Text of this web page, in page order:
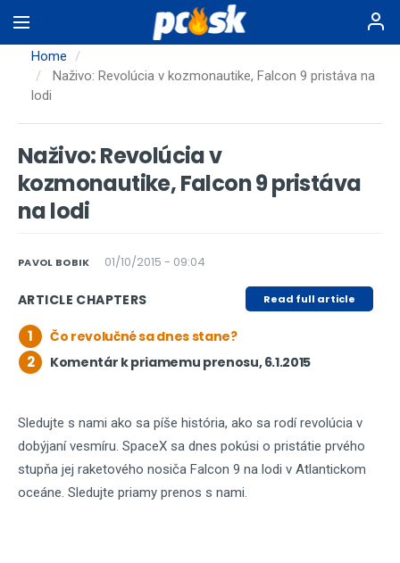
main
content
Home
Naživo: Revolúcia v kozmonautike, Falcon 9 pristáva na
lodi
Naživo: Revolúcia v
kozmonautike, Falcon 9 pristáva
na lodi
PAVOL BOBIK 01/10/2015 - 09:04
ARTICLE CHAPTERS Read full article
1 Čo revolučné sa dnes stane?
2 Komentár k priamemu prenosu, 6.1.2015
Sledujte s nami ako sa píše história, ako sa rodí revolúcia v
dobýjaní vesmíru. SpaceX sa dnes pokúsi o pristátie prvého
stupňa jej raketového nosiča Falcon 9 na lodi v Atlantickom
oceáne. Sledujte priamy prenos s nami.